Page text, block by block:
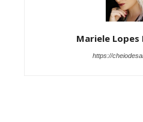
Mariele Lopes
https://